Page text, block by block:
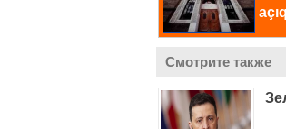
Смотрите также